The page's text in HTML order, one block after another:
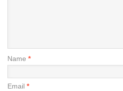
Name *
Email *